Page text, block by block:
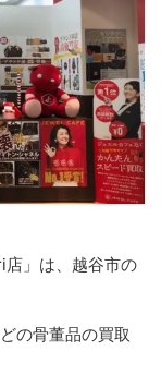
店」は、越谷市の
の骨董品の買取